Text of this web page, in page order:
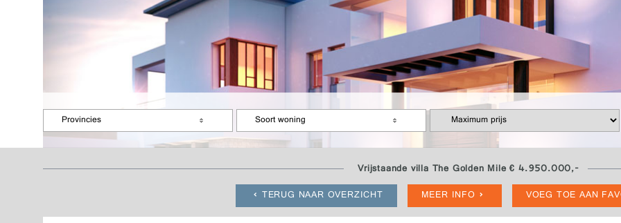
Provincies Soort woning
Vrijstaande villa The Golden Mile € 4.950.000,-
TERUG NAAR OVERZICHT
MEER INFO VOEG TOE AAN